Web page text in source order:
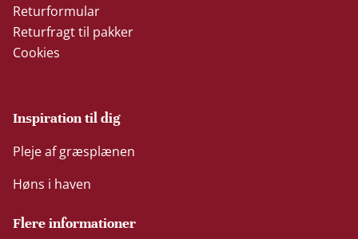
Returformular
Returfragt til pakker
Cookies
Inspiration til dig
Pleje af græsplænen
Høns i haven
Flere informationer